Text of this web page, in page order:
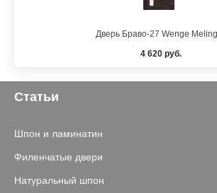
Дверь Браво-27 Wenge
4 620 руб.
Статьи
Шпон и ламинатин
Филенчатые двери
Натуральный шпон